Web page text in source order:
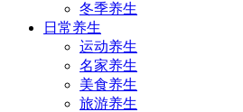
冬季养生
日常养生
运动养生
名家养生
美食养生
旅游养生